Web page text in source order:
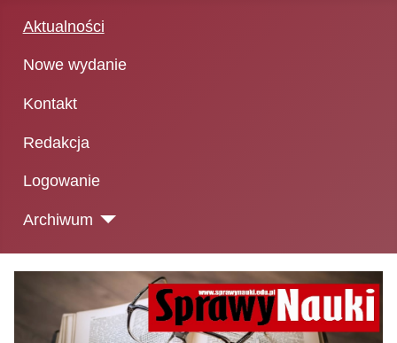
Aktualności
Nowe wydanie
Kontakt
Redakcja
Logowanie
Archiwum